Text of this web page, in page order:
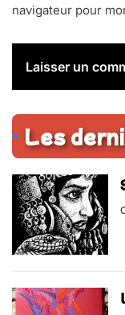
navigateur pour
Les